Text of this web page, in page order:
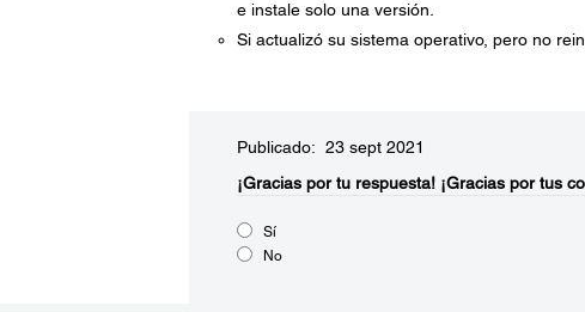
e instale solo una versión.
Si actualizó su sistema operativo, pero no
Publicado: 23 sept 2021
¡Gracias por tu respuesta! ¡Gracias por tus
Sí
No